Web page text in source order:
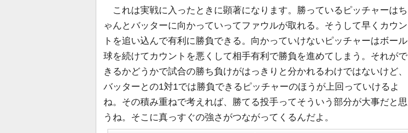
これは実戦に入ったときに顕著になります。勝っているピッチャーはち
ゃんとバッターに向かっていってファウルが取れる。そうして早くカウン
トを追い込んで有利に勝負できる。向かっていけないピッチャーはボール
球を続けてカウントを悪くして相手有利で勝負を進めてしまう。それがで
きるかどうかで試合の勝ち負けがはっきりと分かれるわけではないけど、
バッターとの1対1では勝負できるピッチャーのほうが上回っていけるよ
ね。その積み重ねで考えれば、勝てる投手ってそういう部分が大事だと思
うね。そこに真っすぐの強さがつながってくるんだよ。